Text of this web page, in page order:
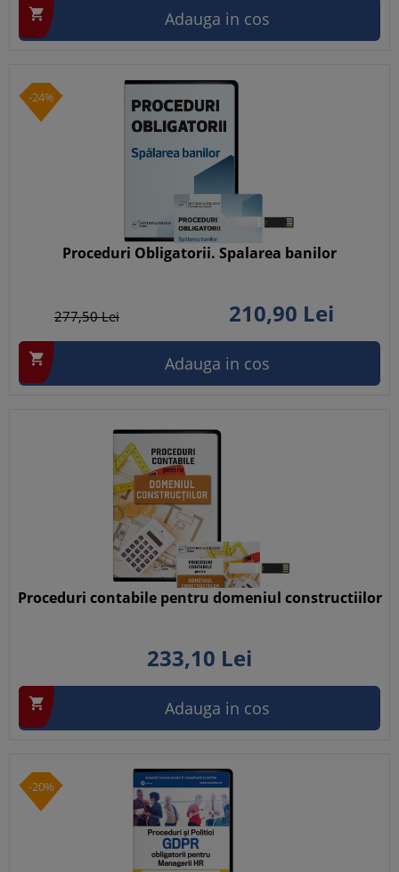
 Adauga in cos
-24%
Proceduri Obligatorii. Spalarea banilor
277,50Lei 210,90 Lei
 Adauga in cos
Proceduri contabile pentru domeniul constructiilor
233,10 Lei
 Adauga in cos
-20%